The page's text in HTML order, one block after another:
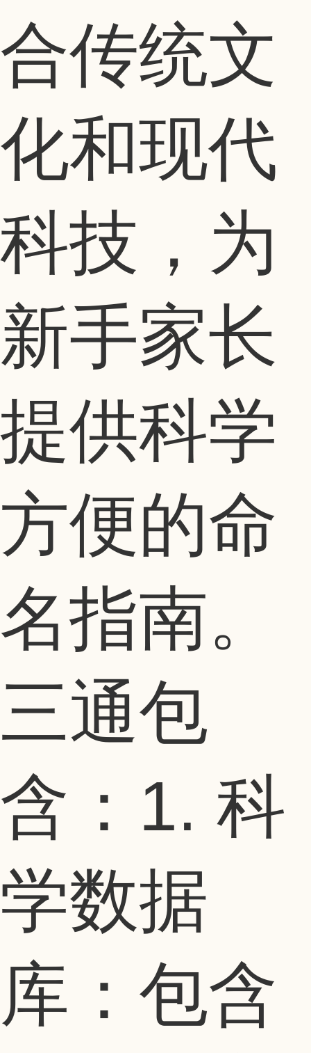
合传统文
化和现代
科技，为
新手家长
提供科学
方便的命
名指南。
三通包
含：1. 科
学数据
库：包含